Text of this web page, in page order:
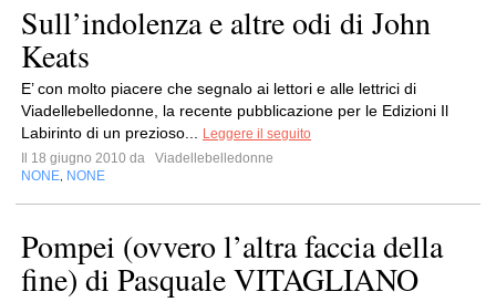
Sull’indolenza e altre odi di John
Keats
E’ con molto piacere che segnalo ai lettori e alle lettrici di
Viadellebelledonne, la recente pubblicazione per le Edizioni Il
Labirinto di un prezioso...
Leggere il seguito
Il 18 giugno 2010 da
Viadellebelledonne
NONE NONE
Pompei (ovvero l’altra faccia della
fine) di Pasquale VITAGLIANO